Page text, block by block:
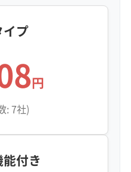
プ
円
: 7社)
付き